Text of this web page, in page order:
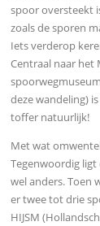
spoor oversteekt
zoals de sporen
Iets verderop
Centraal naar het
deze wandeling)
toffer natuurlijk!
Met wat
Tegenwoordig
wel anders. Toen
er twee tot drie
HIJSM